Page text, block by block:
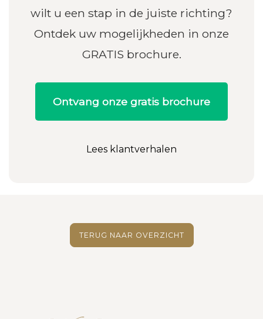
wilt u een stap in de juiste richting?
Ontdek uw mogelijkheden in onze
GRATIS brochure.
Ontvang onze gratis brochure
Lees klantverhalen
TERUG NAAR OVERZICHT